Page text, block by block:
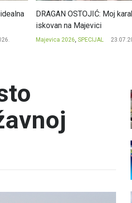
DRAGAN OSTOJIĆ: Moj
iskovan na Majevici
Majevica 2026, SPECIJAL